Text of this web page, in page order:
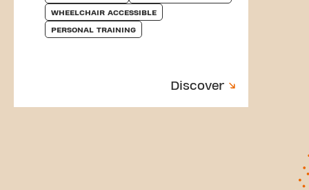
WHEELCHAIR ACCESSIBLE
PERSONAL TRAINING
Discover